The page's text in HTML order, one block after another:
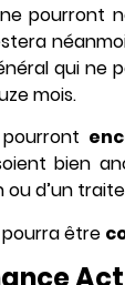
pourront
qui ne
mois.
bien
d’un
être